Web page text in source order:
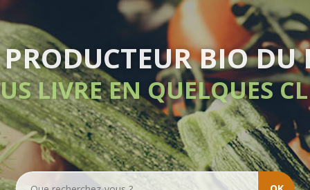
SANS ENGAGEMENT